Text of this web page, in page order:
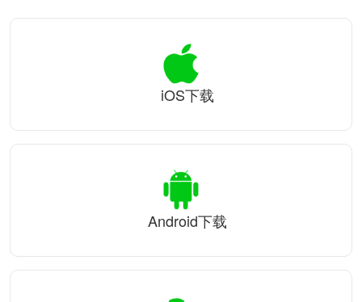
iOS下载
Android下载